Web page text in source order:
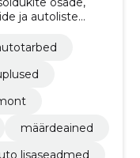
ja autoliste
samal ajal
määrdeained
lisaseadmed